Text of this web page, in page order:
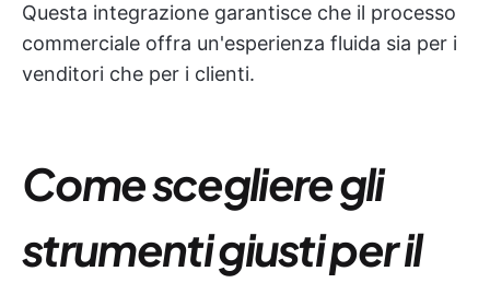
Questa integrazione garantisce che il processo
commerciale offra un'esperienza fluida sia per i
venditori che per i clienti.
Come scegliere gli
strumenti giusti per il